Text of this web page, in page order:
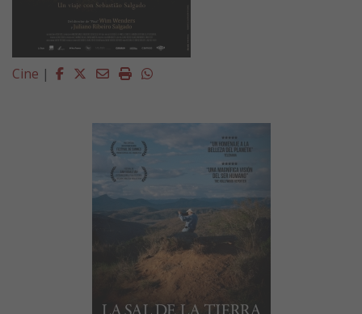
Cine | Facebook
Twitter
EmailImprimirWhatsapp